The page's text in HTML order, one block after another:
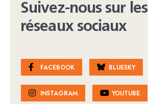
Suivez-nous sur les
réseaux sociaux
FACEBOOK BLUESKY
INSTAGRAM YOUTUBE